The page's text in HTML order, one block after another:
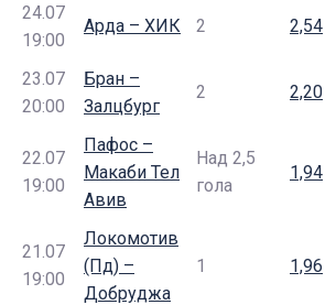
24.07
19:00
Арда – ХИК 2 2,54
23.07
20:00
Бран –
Залцбург
2 2,20
22.07
19:00
Пафос –
Макаби Тел
Авив
Над 2,5
гола
1,94
21.07
19:00
Локомотив
(Пд) –
Добруджа
1 1,96